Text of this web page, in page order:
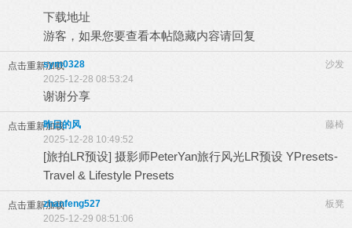
下载地址
游客，如果您要查看本帖隐藏内容请回复
点击重新加载 沙发
sym0328
2025-12-28 08:53:24
谢谢分享
点击重新加载 藤椅
昨日的风
2025-12-28 10:49:52
[旅拍LR预设] 摄影师PeterYan旅行风光LR预设 YPresets-
Travel & Lifestyle Presets
点击重新加载 板凳
zhanfeng527
2025-12-29 08:51:06